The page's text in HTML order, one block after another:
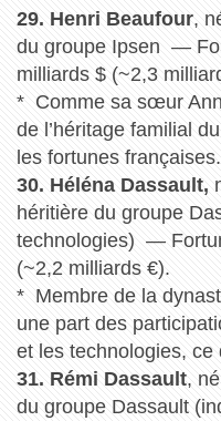
29. Henri Beaufour,
du groupe Ipsen —
milliards $ (~2,3
* Comme sa sœur
de l’héritage familial
les fortunes françaises.
30. Héléna Dassault,
héritière du groupe
technologies) —
(~2,2 milliards €).
* Membre de la
une part des
et les technologies, ce
31. Rémi Dassault,
du groupe Dassault